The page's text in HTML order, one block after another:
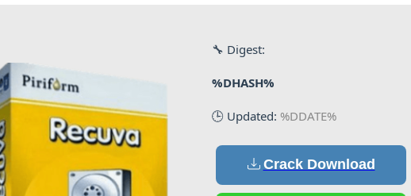
🔧 Digest:
%DHASH%
🕒 Updated: %DDATE%
Crack Download